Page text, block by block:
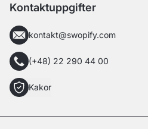
Kontaktuppgifter
kontakt@swopify.com
(+48) 22 290 44 00
Kakor